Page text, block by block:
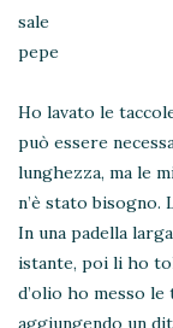
sale
pepe
Ho lavato le
può essere
lunghezza, ma le
n’è stato bisogno.
In una padella
istante, poi li ho
d’olio ho messo
aggiungendo un